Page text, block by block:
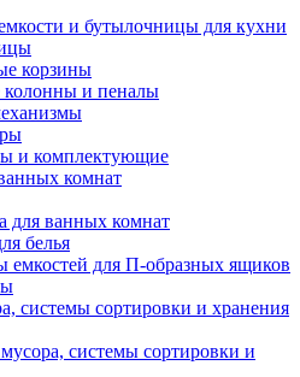
и бутылочницы для кухни
корзины
и пеналы
и комплектующие
комнат
для ванных комнат
белья
емкостей для П-образных ящиков
системы сортировки и хранения
системы сортировки и